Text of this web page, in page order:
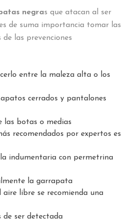
negras que atacan al ser
de suma importancia tomar las
las prevenciones
entre la maleza alta o los
cerrados y pantalones
las botas o medias
recomendados por expertos es
indumentaria con permetrina
la garrapata
libre se recomienda una
de ser detectada